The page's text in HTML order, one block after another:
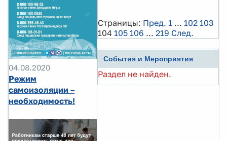
04.08.2020
Режим
самоизоляции –
необходимость!
Страницы: Пред. 1 ... 102 103
104 105 106 ... 219 След.
События и Мероприятия
Раздел не найден.